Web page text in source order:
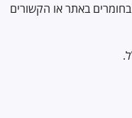
באתר או הקשורים